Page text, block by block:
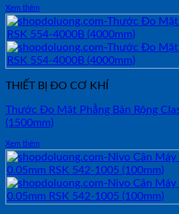
Xem thêm
THIẾT BỊ ĐO CƠ KHÍ
Thước Đo Mặt Phẳng Bản Rộng
(1500mm)
Xem thêm